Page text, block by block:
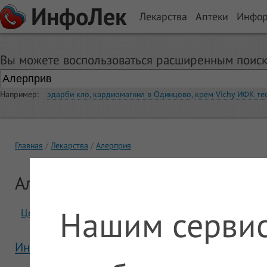
ИнфоЛек Лекарства Аптеки
Вы можете воспользоваться расширенным
Например: эдарби кло, кардиомагнил в Одинцово, крем Vichy ИФК
Главная Лекарства Алерприв
Алерприв
Цены Отзывы
Инструкция Алерприв
Нашим